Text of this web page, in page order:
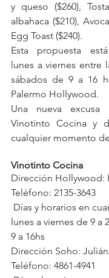
y queso ($260),
albahaca ($210),
Egg Toast ($240).
Esta propuesta
lunes a viernes entre
sábados de 9 a 16
Palermo Hollywood.
Una nueva
Vinotinto Cocina y
cualquier momento
Vinotinto Cocina
Dirección Hollywood:
Teléfono: 2135-3643
lunes a viernes de 9 a
9 a 16hs
Dirección Soho: Julián
Teléfono: 4861-4941